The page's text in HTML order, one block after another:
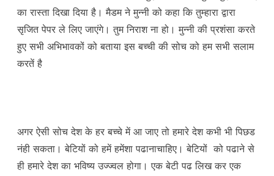
का रास्ता दिखा दिया है। मैडम ने मुन्नी को कहा कि तुम्हारा द्वारा
सृजित पेपर ले लिए जाएंगे। तुम निराश ना हो। मुन्नी की प्रशंसा करते
हुए सभी अभिभावकों को बताया इस बच्ची की सोच को हम सभी सलाम
करतें है
अगर ऐसी सोच देश के हर बच्चे में आ जाए तो हमारे देश कभी भी पिछड
नंही सकता। बेटियों को हमें हमेंशा पढानाचाहिए। बेटियों को पढाने से
ही हमारे देश का भविष्य उज्ज्वल होगा। एक बेटी पढ लिख कर एक